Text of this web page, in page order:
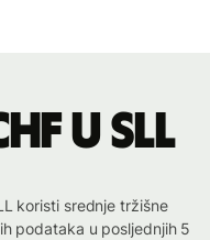
u SLL
koristi srednje tržišne
podataka u posljednjih 5